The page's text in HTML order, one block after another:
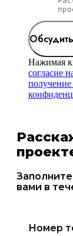
Нажимая
согласие
вами в